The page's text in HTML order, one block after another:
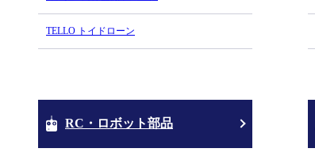
TELLO トイドローン
RC・ロボット部品